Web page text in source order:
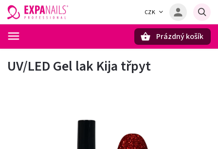
CZK
Prázdný košík
UV/LED Gel lak Kija třpyt